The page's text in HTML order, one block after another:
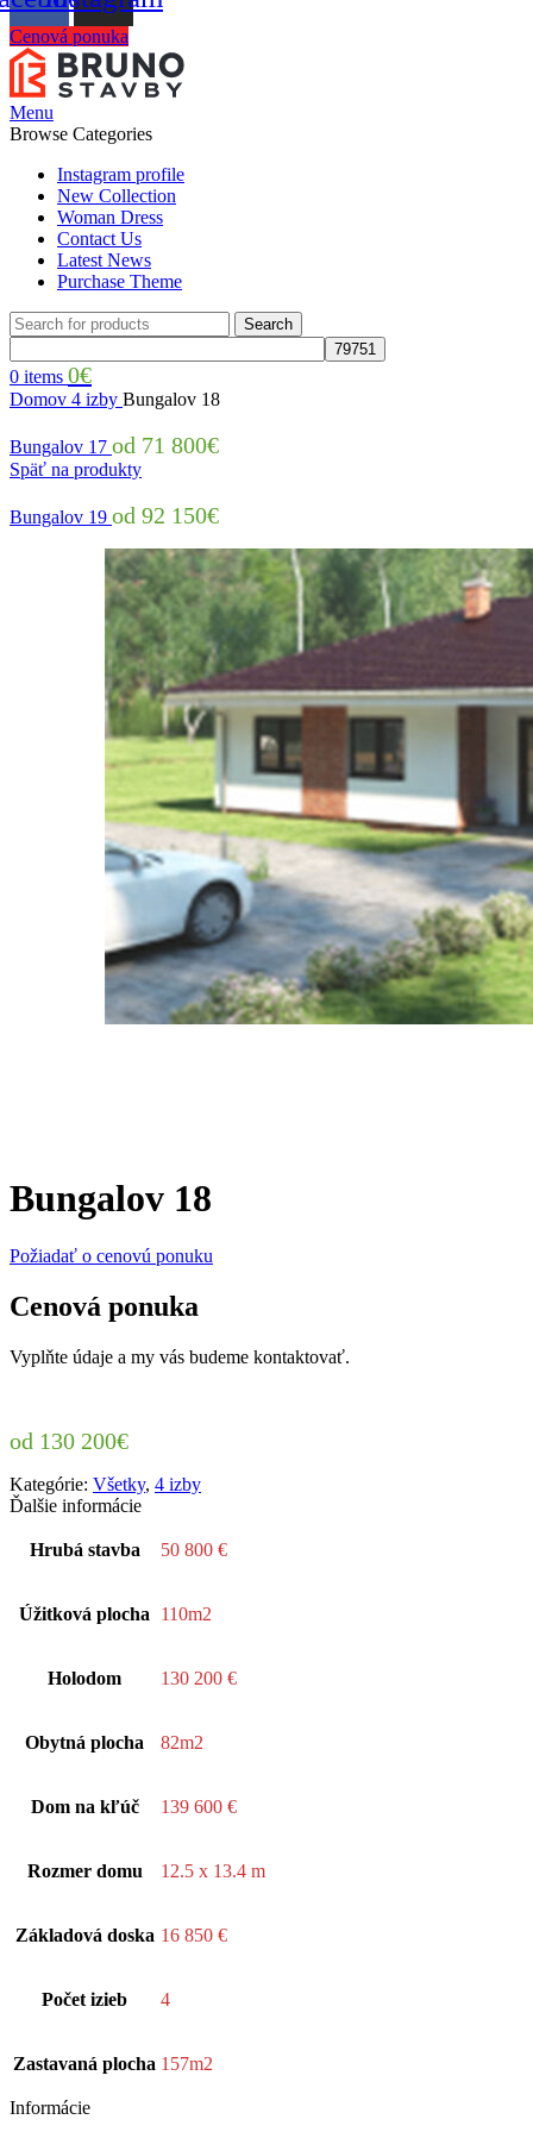
Cenová ponuka
Menu
Browse Categories
Instagram profile
New Collection
Woman Dress
Contact Us
Latest News
Purchase Theme
Search
0 items 0€
Domov 4 izby Bungalov 18
Bungalov 17 71 800€
Späť na produkty
Bungalov 19 92 150€
Bungalov 18
Požiadať o cenovú ponuku
Cenová ponuka
Vyplňte údaje a my vás budeme kontaktovať.
130 200€
Kategórie: Všetky, 4 izby
Ďalšie informácie
Hrubá stavba 50 800 €
Úžitková plocha 110m2
Holodom 130 200 €
Obytná plocha 82m2
Dom na kľúč 139 600 €
Rozmer domu 12.5 x 13.4 m
Základová doska 16 850 €
Počet izieb 4
Zastavaná plocha 157m2
Informácie